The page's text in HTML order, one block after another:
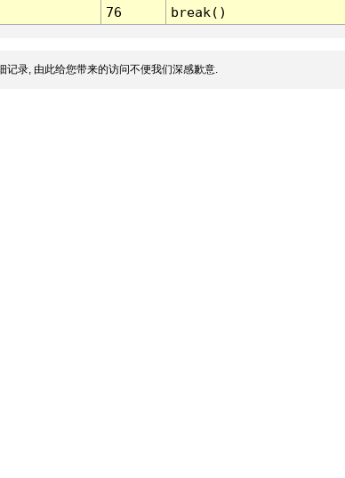
76 break()
记录, 由此给您带来的访问不便我们深感歉意.